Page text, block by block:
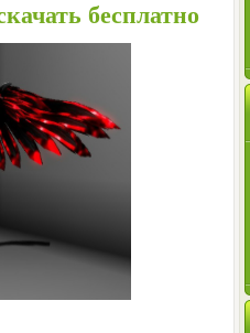
бесплатно